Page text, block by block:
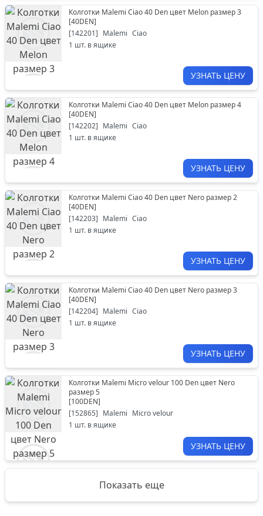
Колготки Malemi Ciao 40 Den цвет Melon размер 3
[40DEN]
[142201] Malemi Ciao
1 шт. в ящике
УЗНАТЬ ЦЕНУ
Колготки Malemi Ciao 40 Den цвет Melon размер 4
[40DEN]
[142202] Malemi Ciao
1 шт. в ящике
УЗНАТЬ ЦЕНУ
Колготки Malemi Ciao 40 Den цвет Nero размер 2
[40DEN]
[142203] Malemi Ciao
1 шт. в ящике
УЗНАТЬ ЦЕНУ
Колготки Malemi Ciao 40 Den цвет Nero размер 3
[40DEN]
[142204] Malemi Ciao
1 шт. в ящике
УЗНАТЬ ЦЕНУ
Колготки Malemi Micro velour 100 Den цвет Nero
размер 5
[100DEN]
[152865] Malemi Micro velour
1 шт. в ящике
УЗНАТЬ ЦЕНУ
Показать еще